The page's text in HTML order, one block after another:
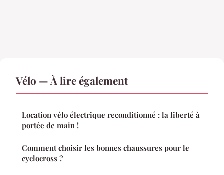
Vélo — À lire également
Location vélo électrique reconditionné : la liberté à
portée de main !
Comment choisir les bonnes chaussures pour le
cyclocross ?